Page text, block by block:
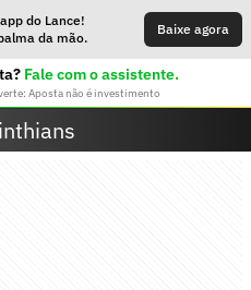
do Lance!
da mão.
Baixe agora
Fale com o assistente.
Aposta não é investimento